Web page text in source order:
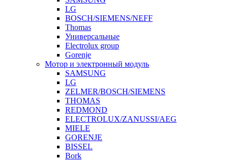
LG
BOSCH/SIEMENS/NEFF
Thomas
Универсальные
Electrolux group
Gorenje
Мотор и электронный модуль
SAMSUNG
LG
ZELMER/BOSCH/SIEMENS
THOMAS
REDMOND
ELECTROLUX/ZANUSSI/AEG
MIELE
GORENJE
BISSEL
Bork